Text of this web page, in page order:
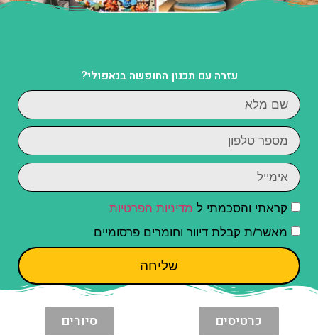
עזרה עם תכנון החופשה בנאפולי?
קראתי והסכמתי ל מדיניות הפרטיות
מאשר/ת קבלת דיוור וחומרים פרסומיים
שליחה
כרטיסים סיורים